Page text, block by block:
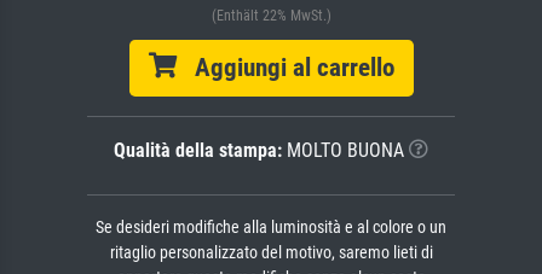
(Enthält 22% MwSt.)
Aggiungi al carrello
Qualità della stampa: MOLTO BUONA
Se desideri modifiche alla luminosità e al colore o un
ritaglio personalizzato del motivo, saremo lieti di